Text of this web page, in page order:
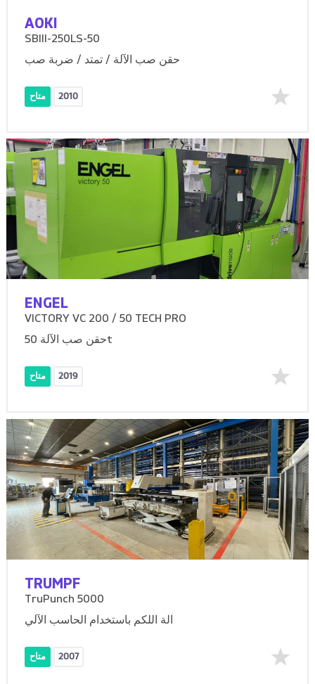
AOKI
SBIII-250LS-50
حقن صب الآلة / تمتد / ضربة صب
متاح 2010
ENGEL
VICTORY VC 200 / 50 TECH PRO
حقن صب الآلة 50t
متاح 2019
TRUMPF
TruPunch 5000
آلة اللكم باستخدام الحاسب الآلي
متاح 2007